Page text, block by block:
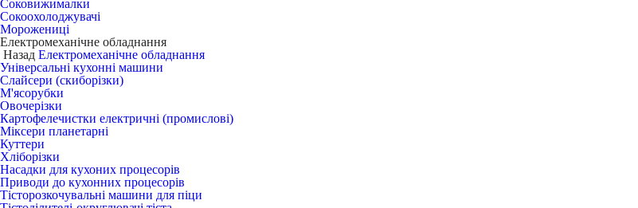
Соковижималки
Сокоохолоджувачі
Морожениці
Електромеханічне обладнання
Назад Електромеханічне обладнання
Універсальні кухонні машини
Слайсери (скиборізки)
М'ясорубки
Овочерізки
Картофелечистки електричні (промислові)
Міксери планетарні
Куттери
Хліборізки
Насадки для кухоних процесорів
Приводи до кухонних процесорів
Тісторозкочувальні машини для піци